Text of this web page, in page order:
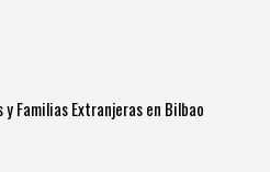
y Familias Extranjeras en Bilbao